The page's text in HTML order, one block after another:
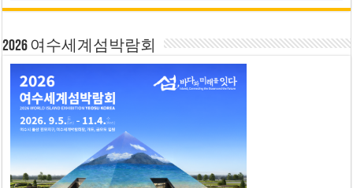
2026 여수세계섬박람회